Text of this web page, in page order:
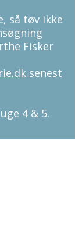
så tøv ikke
Fisker
senest
4 & 5.